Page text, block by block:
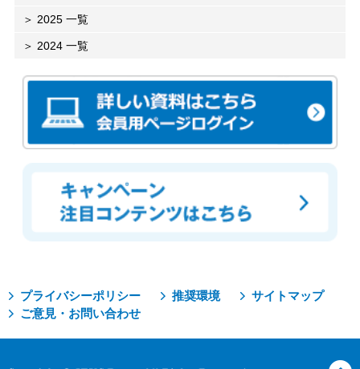
2025 一覧
2024 一覧
プライバシーポリシー 推奨環境
サイトマップ
ご意見・お問い合わせ